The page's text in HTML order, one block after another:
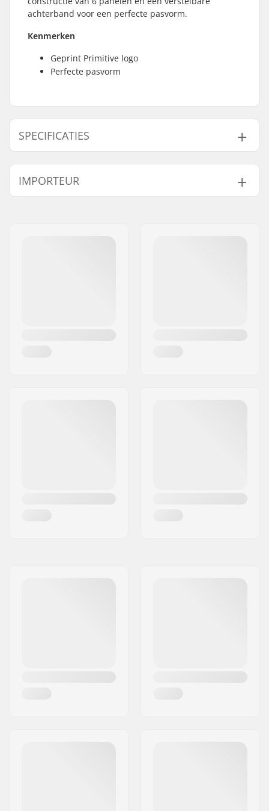
achterband voor een perfecte pasvorm.
Kenmerken
Geprint Primitive logo
Perfecte pasvorm
SPECIFICATIES
Stijl:
Baseball Cap
Kenmerken:
UV-bescherming:
No
IMPORTEUR